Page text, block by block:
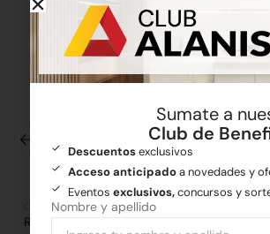
Cañerías
Ramal PVC 100 a 90°
Sumate a
Club de
Descuentosexclusivos
Acceso anticipadoa novedades y
Eventos exclusivos,concursos y
Nombre y apellido